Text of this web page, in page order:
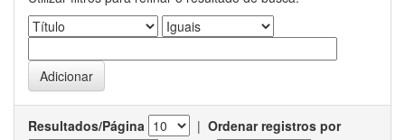
Resultados/Página | Ordenar registros por